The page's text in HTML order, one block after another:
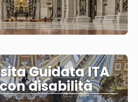
Guidata ITA
disabilità